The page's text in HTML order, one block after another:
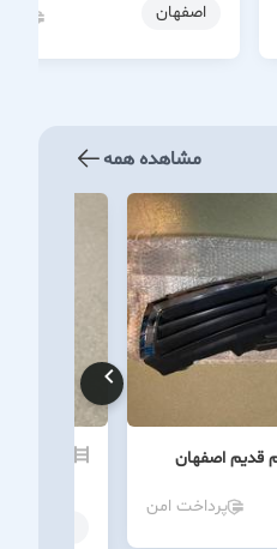
اصفهان
مشاهده همه
پرداخت امن